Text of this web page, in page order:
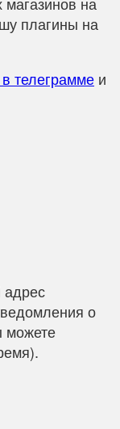
плагины на
телеграмме и
адрес
о
можете